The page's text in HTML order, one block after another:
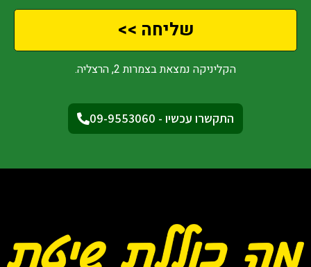
שליחה >>
הקליניקה נמצאת בצמרות 2, הרצליה.
התקשרו עכשיו - 09-9553060